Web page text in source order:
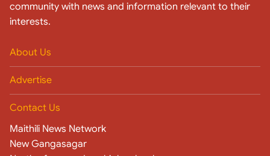
community with news and information relevant to their
interests.
About Us
Advertise
Contact Us
Maithili News Network
New Gangasagar